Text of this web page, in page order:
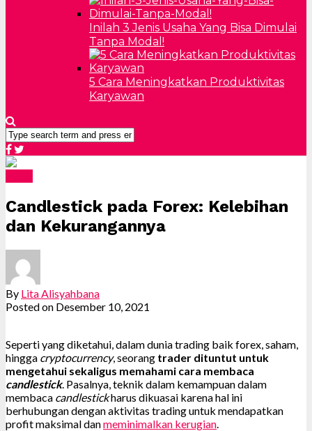
Inilah 3 Jenis Usaha Yang Bisa Dimulai
Tanpa Modal!
5 Cara Meningkatkan Produktivitas
Karyawan
Candlestick pada Forex: Kelebihan
dan Kekurangannya
By Lita Alisyahbana
Posted on Desember 10, 2021
Seperti yang diketahui, dalam dunia trading baik forex, saham,
hingga cryptocurrency, seorang trader dituntut untuk
mengetahui sekaligus memahami cara membaca
candlestick. Pasalnya, teknik dalam kemampuan dalam
membaca candlestickharus dikuasai karena hal ini
berhubungan dengan aktivitas trading untuk mendapatkan
profit maksimal danmeminimalkan kerugian